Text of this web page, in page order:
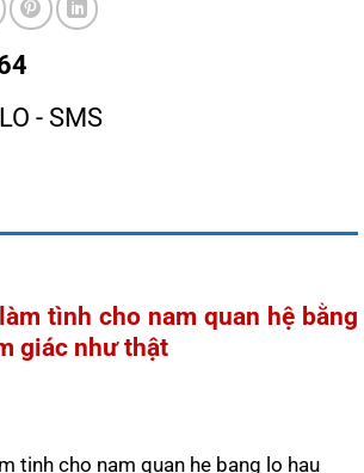
- SMS
tình cho nam quan hệ bằng
giác như thật